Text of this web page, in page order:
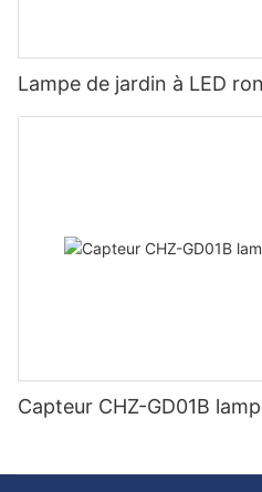
Lampe de jardin à LED
Capteur CHZ-GD01B